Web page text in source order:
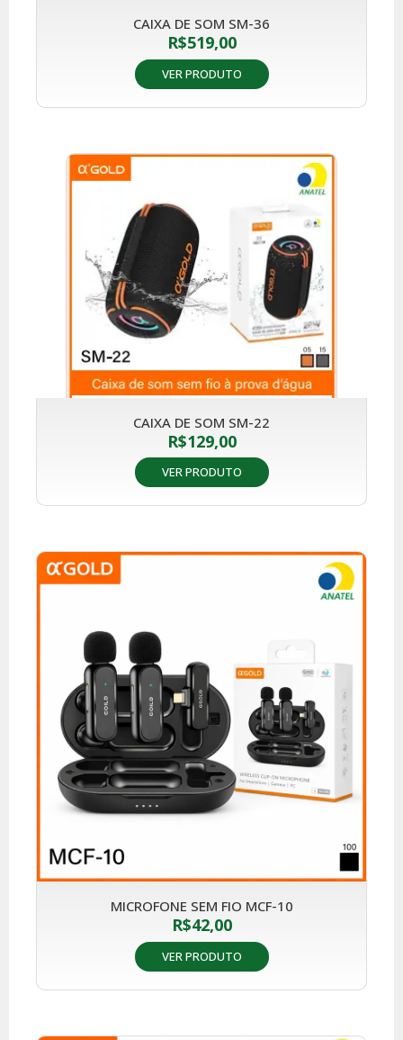
CAIXA DE SOM SM-36
R$519,00
VER PRODUTO
CAIXA DE SOM SM-22
R$129,00
VER PRODUTO
MICROFONE SEM FIO MCF-10
R$42,00
VER PRODUTO